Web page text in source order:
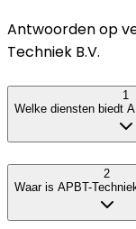
Antwoorden op
Techniek B.V.
1
Welke diensten biedt
2
Waar is APBT-